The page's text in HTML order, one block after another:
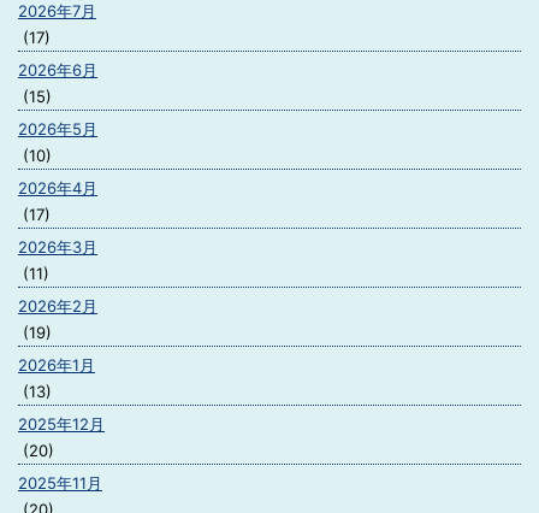
2026年7月
(17)
2026年6月
(15)
2026年5月
(10)
2026年4月
(17)
2026年3月
(11)
2026年2月
(19)
2026年1月
(13)
2025年12月
(20)
2025年11月